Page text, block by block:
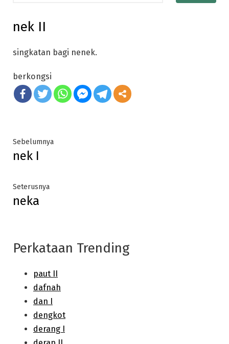
nek II
singkatan bagi nenek.
berkongsi
Post
navigation
SebelumnyaPrevious
nek I
SeterusnyaNext
neka
Perkataan Trending